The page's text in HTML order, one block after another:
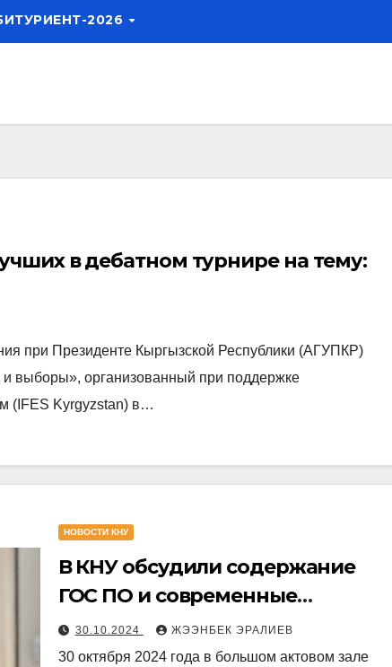
2026
в дебатном турнире на тему:
при Президенте Кыргызской Республики (АГУПКР)
выборы», организованный при поддержке
(IFES Kyrgyzstan) в…
НОВОСТИ КНУ
В КНУ обсудили содержание
ГОС ПО и современные
требования рынка труда
30.10.2024 ЖЭЭНБЕК ЭРАЛИЕВ
30 октября 2024 года в большом актовом зале